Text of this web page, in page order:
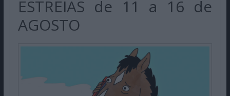
ESTREIAS de 11 a 16 de
AGOSTO